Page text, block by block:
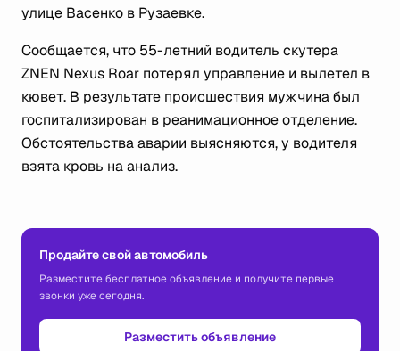
улице Васенко в Рузаевке.
Сообщается, что 55-летний водитель скутера
ZNEN Nexus Roar потерял управление и вылетел в
кювет. В результате происшествия мужчина был
госпитализирован в реанимационное отделение.
Обстоятельства аварии выясняются, у водителя
взята кровь на анализ.
Продайте свой автомобиль
Разместите бесплатное объявление и получите первые
звонки уже сегодня.
Разместить объявление